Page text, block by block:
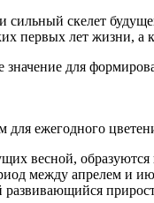
скелет
первых лет жизни, а
для
для ежегодного
весной,
между апрелем и
развивающийся